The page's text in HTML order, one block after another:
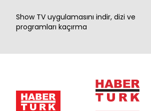
Show TV uygulamasını indir, dizi ve
programları kaçırma